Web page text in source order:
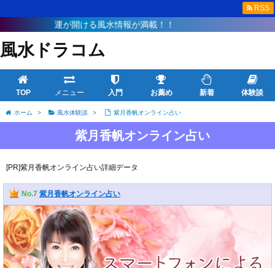
運が開ける風水情報が満載！！
風水ドラコム
TOP メニュー 入門 お薦め 新着 体験談
RSS
ホーム > 風水体験談 > 紫月香帆オンライン占い
紫月香帆オンライン占い
[PR]紫月香帆オンライン占い詳細データ
No.7 紫月香帆オンライン占い